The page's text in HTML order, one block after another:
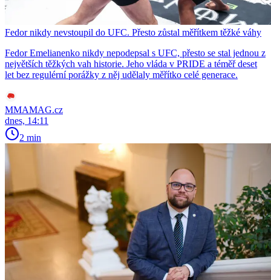
Fedor nikdy nevstoupil do UFC. Přesto zůstal měřítkem těžké váhy
Fedor Emelianenko nikdy nepodepsal s UFC, přesto se stal jednou z
největších těžkých vah historie. Jeho vláda v PRIDE a téměř deset
let bez regulérní porážky z něj udělaly měřítko celé generace.
MMAMAG.cz
dnes, 14:11
2 min